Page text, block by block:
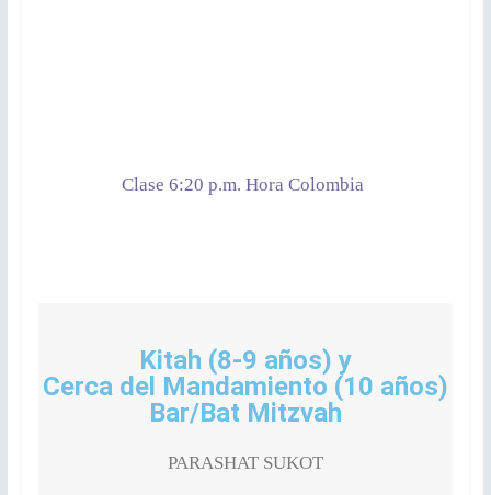
Clase 6:20 p.m. Hora Colombia
Kitah (8-9 años) y
Cerca del Mandamiento (10 años)
Bar/Bat Mitzvah
PARASHAT SUKOT